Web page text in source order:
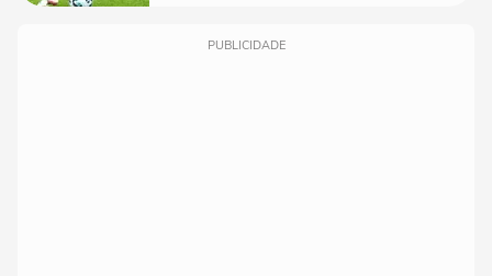
PUBLICIDADE